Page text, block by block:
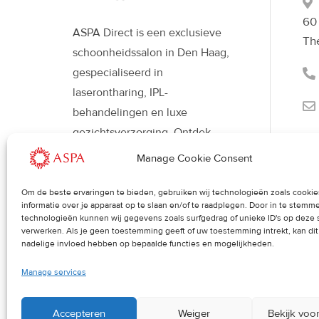
Manage Cookie Consent
Om de beste ervaringen te bieden, gebruiken wij technologieën zoals
informatie over je apparaat op te slaan en/of te raadplegen. Door in te
technologieën kunnen wij gegevens zoals surfgedrag of unieke ID's op deze
verwerken. Als je geen toestemming geeft of uw toestemming intrekt, kan
nadelige invloed hebben op bepaalde functies en mogelijkheden.
Manage services
Accepteren Weiger Bekijk
ASPA Direct is een exclusieve
schoonheidssalon in Den Haag,
gespecialiseerd in
laserontharing, IPL-
behandelingen en luxe
gezichtsverzorging. Ontdek
moderne beautybehandelingen
een stralende, gezonde huid en
een verfijnde uitstraling.